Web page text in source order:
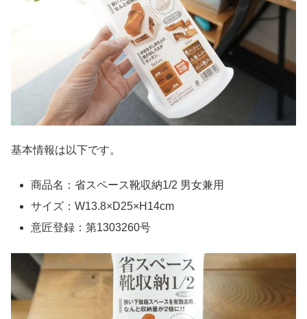
基本情報は以下です。
商品名：省スペース靴収納1/2 男女兼用
サイズ：W13.8×D25×H14cm
意匠登録：第1303260号